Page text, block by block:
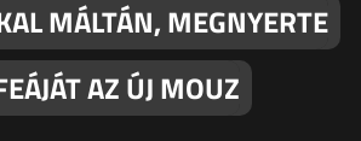
MÁLTÁN, MEGNYERTE
AZ ÚJ MOUZ